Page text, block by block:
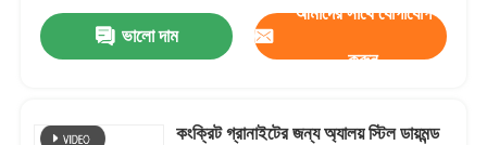
ভালো দাম
আমাদের সাথে যোগাযোগ
করুন
কংক্রিট গ্রানাইটের জন্য অ্যালয় স্টিল ডায়মন্ড